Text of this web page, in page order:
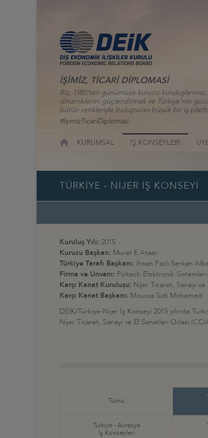
İŞİMİZ, TİCARİ DİPLOMASİ
Biz, 1985’ten günümüze kurucu
dinamiklerini güçlendirmek ve Türkiye’nin
bütün renkleriyle buluşturan büyük bir iş
#İşimizTicariDiplomasi
KURUMSAL İŞ KONSEYLERİ
TÜRKİYE - NİJER İŞ KONSEYİ
Kuruluş Yılı: 2015
Kurucu Başkan: Murat E.Ataer
Türkiye Tarafı Başkanı: İhsan Fazlı Serkan
Firma ve Unvanı: Poltech Elektronik
Karşı Kanat Kuruluşu: Nijer Ticaret, Sanayi ve
Karşı Kanat Başkanı: Moussa Sidi Mohamed
DEİK/Türkiye-Nijer İş Konseyi 2015 yılında
Nijer Ticaret, Sanayi ve El Sanatları Odası
Tümü
Türkiye - Avrasya
İş Konseyleri